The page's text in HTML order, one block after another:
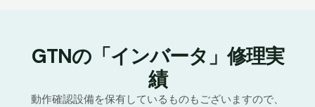
GTNの「インバータ」修理実
績
動作確認設備を保有しているものもございますので、